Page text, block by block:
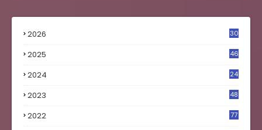
2026 30
2025 46
2024 24
2023
48
2022 77